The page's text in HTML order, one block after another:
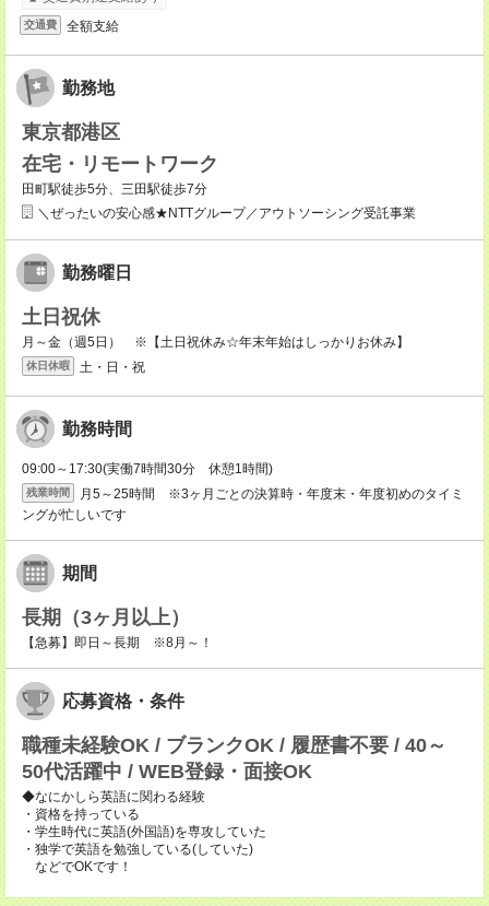
交通費 全額支給
勤務地
東京都港区
在宅・リモートワーク
田町駅徒歩5分、三田駅徒歩7分
＼ぜったいの安心感★NTTグループ／アウトソーシング受託事業
勤務曜日
土日祝休
月～金（週5日） ※【土日祝休み☆年末年始はしっかりお休み】
休日休暇 土・日・祝
勤務時間
09:00～17:30(実働7時間30分 休憩1時間)
残業時間
月5～25時間 ※3ヶ月ごとの決算時・年度末・年度初めのタイミ
ングが忙しいです
期間
長期（3ヶ月以上）
【急募】即日～長期 ※8月～！
応募資格・条件
職種未経験OK / ブランクOK / 履歴書不要 / 40～
50代活躍中 / WEB登録・面接OK
◆なにかしら英語に関わる経験
・資格を持っている
・学生時代に英語(外国語)を専攻していた
・独学で英語を勉強している(していた)
などでOKです！